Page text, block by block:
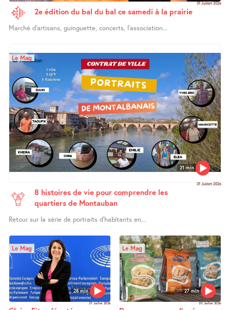
31 Juillet 2026
2e édition du bal du bal ce samedi à la prairie
Marché d’artisans, guinguette, concerts, l’association...
21 min
Le Mag
31 Juillet 2026
8 histoires de vie pour comprendre les
quartiers de Montauban
Retour sur la série de portraits d’habitants en...
28 min
Le Mag
31 Juillet 2026
27 min
Le Mag
30 Juillet 2026